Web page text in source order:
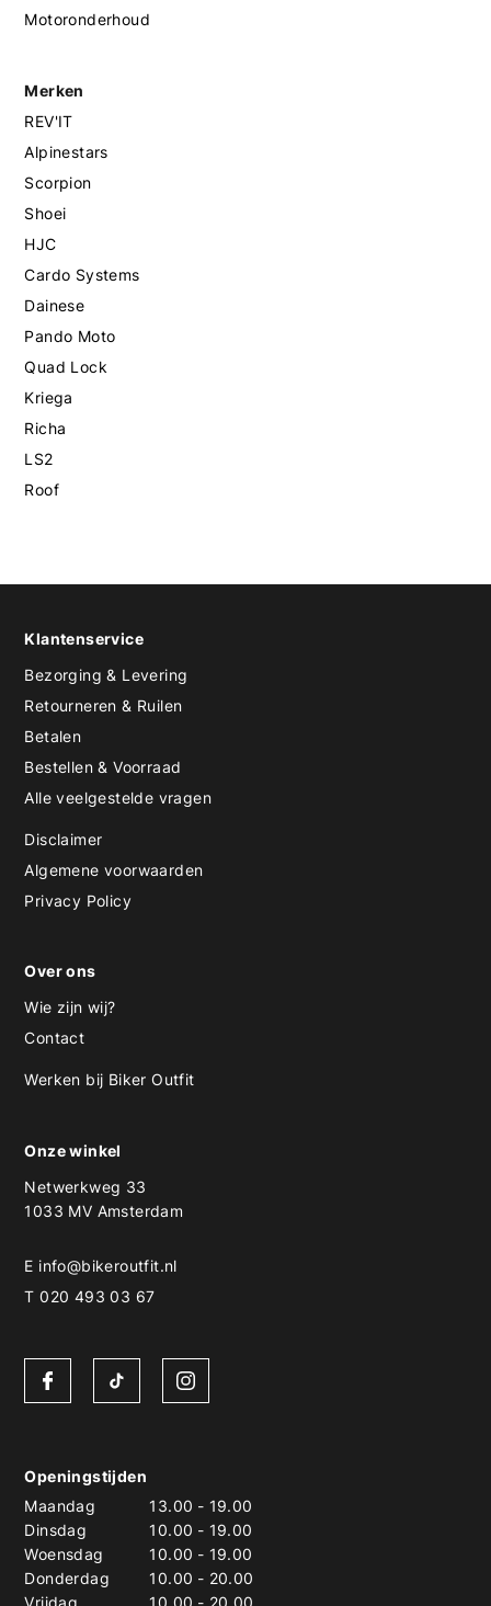
Motoronderhoud
Merken
REV'IT
Alpinestars
Scorpion
Shoei
HJC
Cardo Systems
Dainese
Pando Moto
Quad Lock
Kriega
Richa
LS2
Roof
Klantenservice
Bezorging & Levering
Retourneren & Ruilen
Betalen
Bestellen & Voorraad
Alle veelgestelde vragen
Disclaimer
Algemene voorwaarden
Privacy Policy
Over ons
Wie zijn wij?
Contact
Werken bij Biker Outfit
Onze winkel
Netwerkweg 33
1033 MV Amsterdam
E info@bikeroutfit.nl
T 020 493 03 67
Openingstijden
Maandag
13.00 - 19.00
Dinsdag
10.00 - 19.00
Woensdag
10.00 - 19.00
Donderdag
10.00 - 20.00